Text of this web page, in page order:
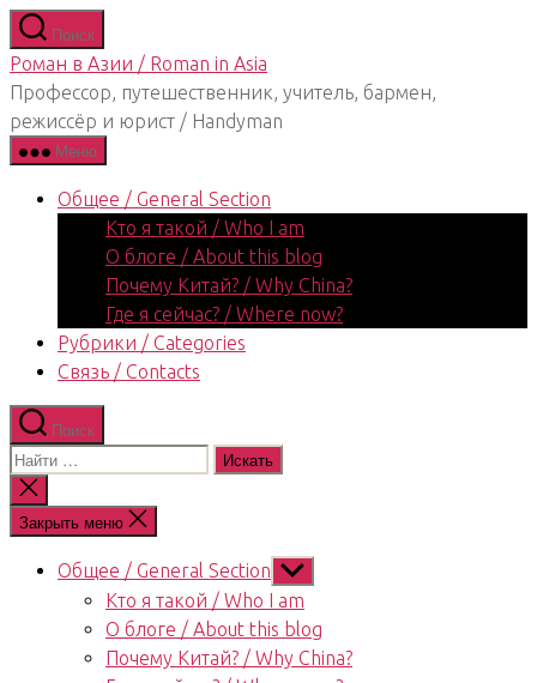
Перейти
к
содержимому
Поиск
Роман в Азии / Roman in Asia
Профессор, путешественник, учитель, бармен,
режиссёр и юрист / Handyman
Меню
Общее / General Section
Кто я такой / Who I am
О блоге / About this blog
Почему Китай? / Why China?
Где я сейчас? / Where now?
Рубрики / Categories
Связь / Contacts
Поиск
Поиск:
Закрыть
поиск
Закрыть меню
Общее / General Section Показывать
подменю
Кто я такой / Who I am
О блоге / About this blog
Почему Китай? / Why China?